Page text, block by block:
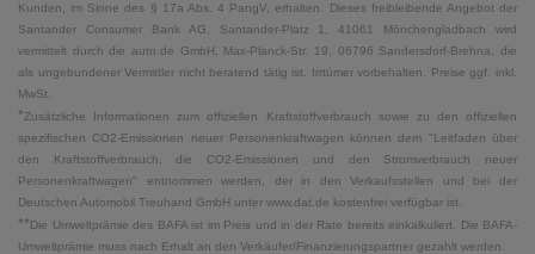
Kunden, im Sinne des § 17a Abs. 4 PangV, erhalten. Dieses freibleibende Angebot der
Santander Consumer Bank AG, Santander-Platz 1, 41061 Mönchengladbach wird
vermittelt durch die auto.de GmbH, Max-Planck-Str. 19, 06796 Sandersdorf-Brehna, die
als ungebundener Vermittler nicht beratend tätig ist. Irrtümer vorbehalten. Preise ggf. inkl.
MwSt.
*Zusätzliche Informationen zum offiziellen Kraftstoffverbrauch sowie zu den offiziellen
spezifischen CO2-Emissionen neuer Personenkraftwagen können dem "Leitfaden über
den Kraftstoffverbrauch, die CO2-Emissionen und den Stromverbrauch neuer
Personenkraftwagen" entnommen werden, der in den Verkaufsstellen und bei der
Deutschen Automobil Treuhand GmbH unter www.dat.de kostenfrei verfügbar ist.
**Die Umweltprämie des BAFA ist im Preis und in der Rate bereits einkalkuliert. Die BAFA-
Umweltprämie muss nach Erhalt an den Verkäufer/Finanzierungspartner gezahlt werden.